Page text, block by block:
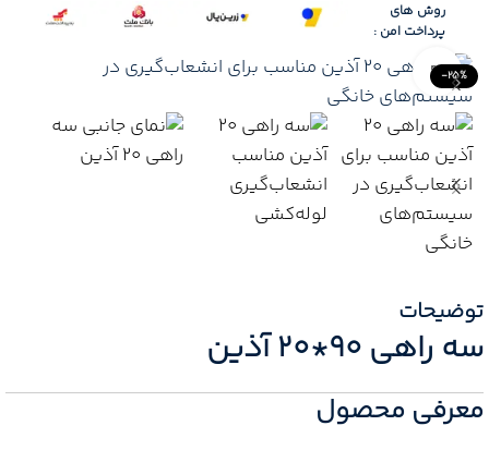
-25%
Click to enlarge
روش های
پرداخت امن :
توضیحات
سه راهی 90*20 آذین
معرفی محصول